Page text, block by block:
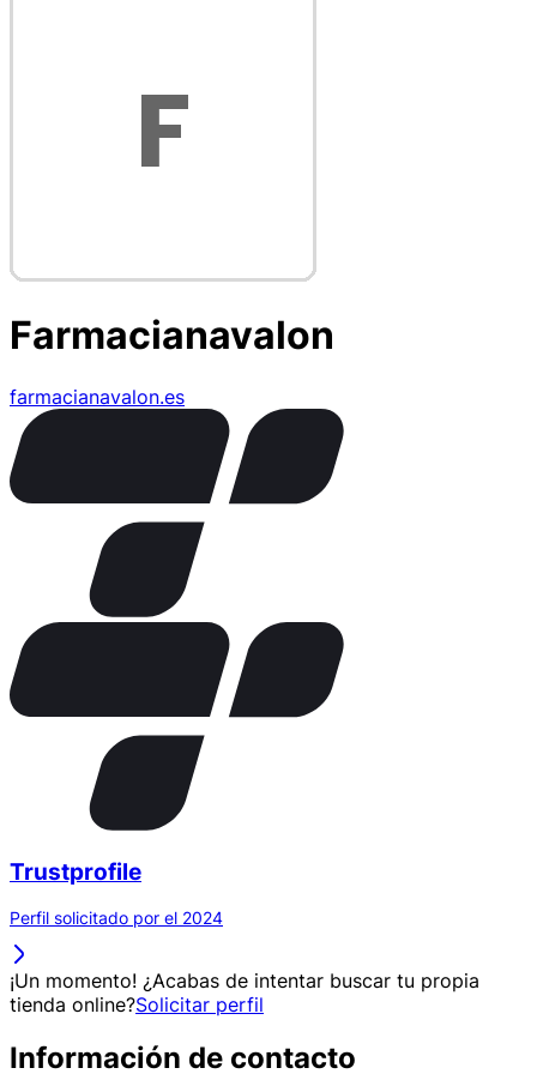
Farmacianavalon
farmacianavalon.es
Trustprofile
Perfil solicitado por el 2024
¡Un momento! ¿Acabas de intentar buscar tu propia
tienda online?Solicitar perfil
Información de contacto